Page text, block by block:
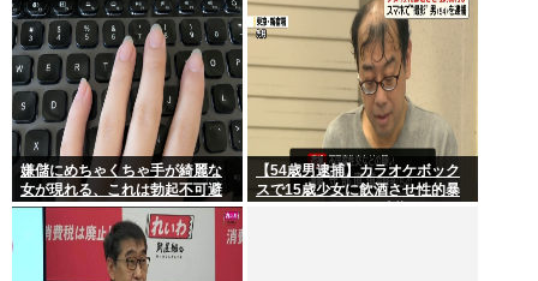
嫌儲にめちゃくちゃ手が綺麗な
女が現れる、これは勃起不可避
【54歳男逮捕】カラオケボック
スで15歳少女に飲酒させ性的暴